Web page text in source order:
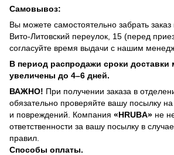
Самовывоз:
Вы можете самостоятельно забрать заказ
Вито-Литовский переулок, 15 (перед
согласуйте время выдачи с нашим
В период распродажи сроки доставки
увеличены до 4–6 дней.
ВАЖНО! При получении заказа в
обязательно проверяйте вашу посылку
и повреждений. Компания «HRUBA» не
ответственности за вашу посылку в
правил.
Способы оплаты.